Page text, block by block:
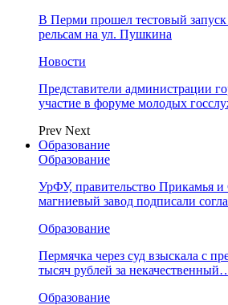
В Перми прошел тестовый
рельсам на ул. Пушкина
Новости
Представители администрации
участие в форуме молодых
Prev Next
Образование
Образование
УрФУ, правительство Прикамья
магниевый завод подписали
Образование
Пермячка через суд взыскала с
тысяч рублей за
Образование